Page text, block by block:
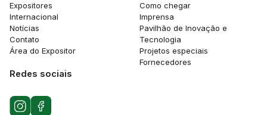
Expositores
Internacional
Notícias
Contato
Área do Expositor
Como chegar
Imprensa
Pavilhão de Inovação e
Tecnologia
Projetos especiais
Fornecedores
Redes sociais